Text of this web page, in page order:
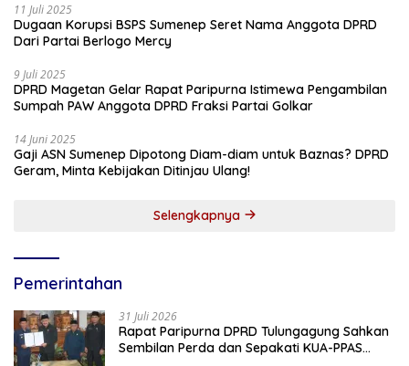
11 Juli 2025
Dugaan Korupsi BSPS Sumenep Seret Nama Anggota DPRD
Dari Partai Berlogo Mercy
9 Juli 2025
DPRD Magetan Gelar Rapat Paripurna Istimewa Pengambilan
Sumpah PAW Anggota DPRD Fraksi Partai Golkar
14 Juni 2025
Gaji ASN Sumenep Dipotong Diam-diam untuk Baznas? DPRD
Geram, Minta Kebijakan Ditinjau Ulang!
Selengkapnya
Pemerintahan
31 Juli 2026
Rapat Paripurna DPRD Tulungagung Sahkan
Sembilan Perda dan Sepakati KUA-PPAS